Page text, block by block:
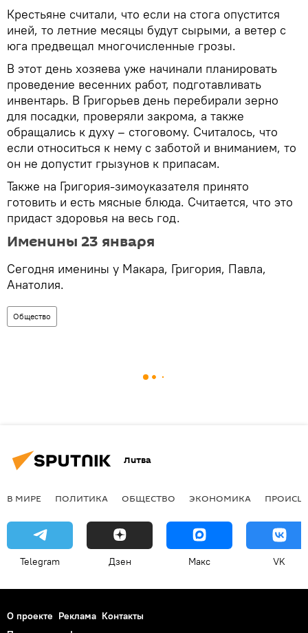
Крестьяне считали, что если на стога опустится
иней, то летние месяцы будут сырыми, а ветер с
юга предвещал многочисленные грозы.
В этот день хозяева уже начинали планировать
проведение весенних работ, подготавливать
инвентарь. В Григорьев день перебирали зерно
для посадки, проверяли закрома, а также
обращались к духу – стоговому. Считалось, что
если относиться к нему с заботой и вниманием, то
он не допустит грызунов к припасам.
Также на Григория-зимоуказателя принято
готовить и есть мясные блюда. Считается, что это
придаст здоровья на весь год.
Именины 23 января
Сегодня именины у Макара, Григория, Павла,
Анатолия.
Общество
Литва
В МИРЕ ПОЛИТИКА ОБЩЕСТВО ЭКОНОМИКА
Telegram Дзен Макс VK
О проекте Реклама Контакты